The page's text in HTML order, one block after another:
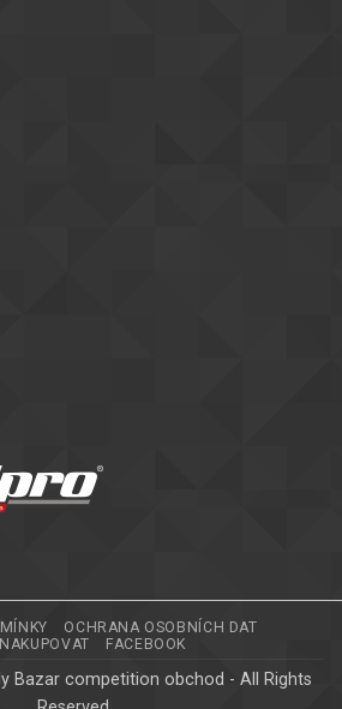
OCHRANA OSOBNÍCH DAT
FACEBOOK
Bazar competition obchod - All Rights